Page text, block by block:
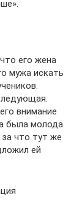
его жена
мужа искать
внимание
была молода
за что тут же
ей